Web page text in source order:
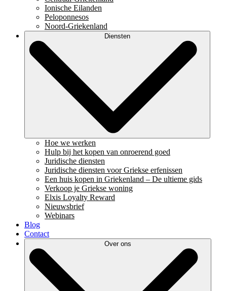
Ionische Eilanden
Peloponnesos
Noord-Griekenland
Diensten
Hoe we werken
Hulp bij het kopen van onroerend goed
Juridische diensten
Juridische diensten voor Griekse erfenissen
Een huis kopen in Griekenland – De ultieme gids
Verkoop je Griekse woning
Elxis Loyalty Reward
Nieuwsbrief
Webinars
Blog
Contact
Over ons